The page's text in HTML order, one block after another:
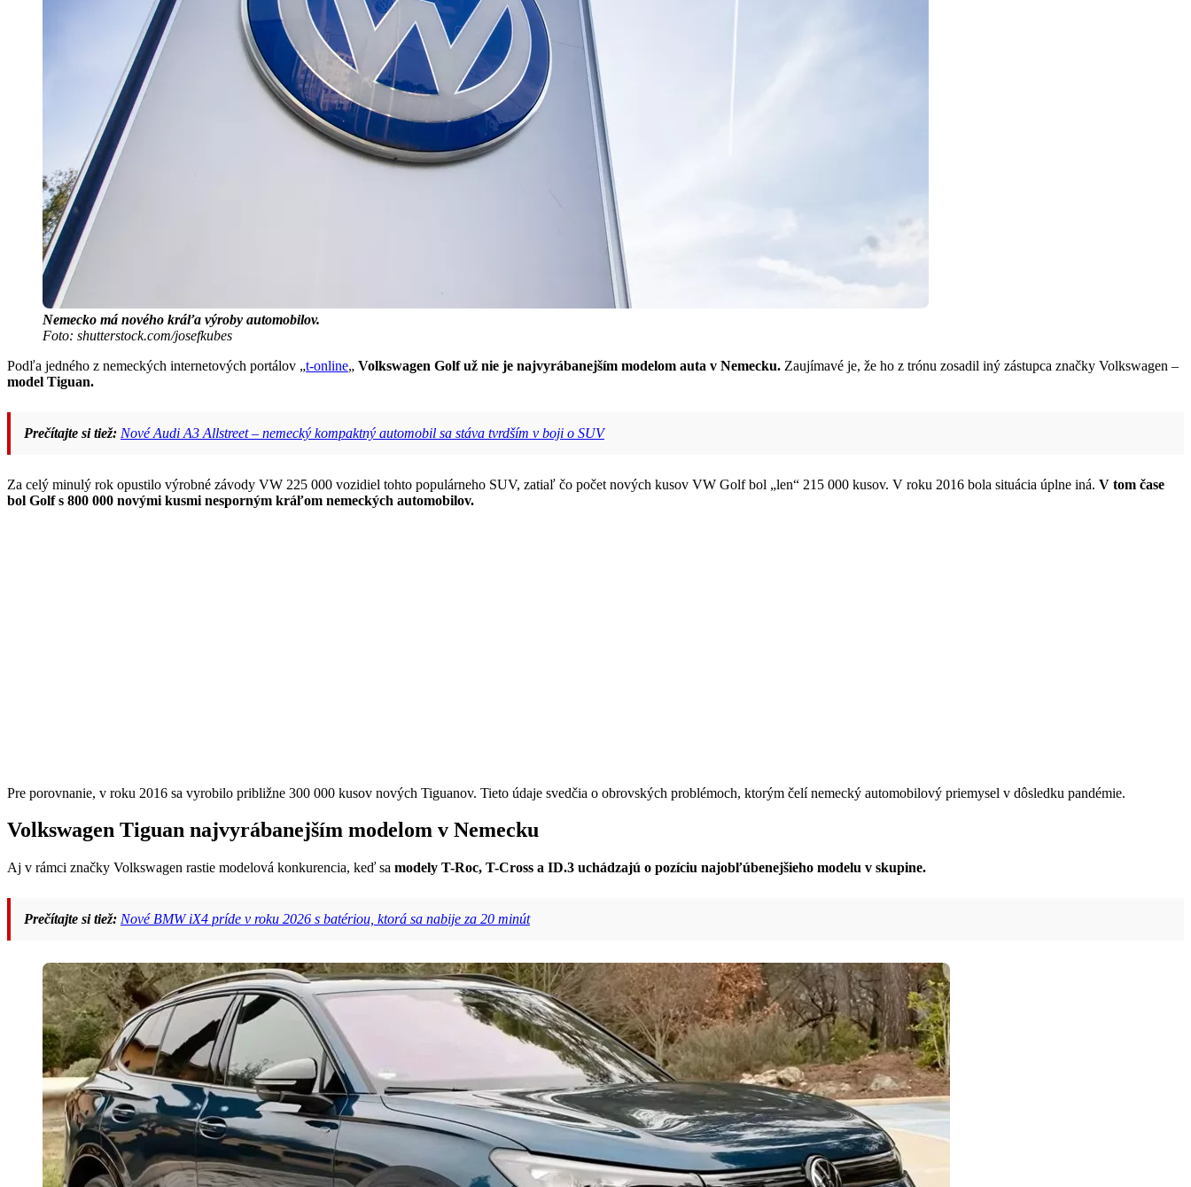
Nemecko má nového kráľa výroby automobilov.
Foto: shutterstock.com/josefkubes
Podľa jedného z nemeckých internetových portálov „t-online„ Volkswagen Golf už nie je najvyrábanejším modelom auta v Nemecku. Zaujímavé je, že ho z trónu zosadil iný zástupca značky Volkswagen –
model Tiguan.
Prečítajte si tiež: Nové Audi A3 Allstreet – nemecký kompaktný automobil sa stáva tvrdším v boji o SUV
Za celý minulý rok opustilo výrobné závody VW 225 000 vozidiel tohto populárneho SUV, zatiaľ čo počet nových kusov VW Golf bol „len“ 215 000 kusov. V roku 2016 bola situácia úplne iná. V tom čase
bol Golf s 800 000 novými kusmi nesporným kráľom nemeckých automobilov.
Pre porovnanie, v roku 2016 sa vyrobilo približne 300 000 kusov nových Tiguanov. Tieto údaje svedčia o obrovských problémoch, ktorým čelí nemecký automobilový priemysel v dôsledku pandémie.
Volkswagen Tiguan najvyrábanejším modelom v Nemecku
Aj v rámci značky Volkswagen rastie modelová konkurencia, keď sa modely T-Roc, T-Cross a ID.3 uchádzajú o pozíciu najobľúbenejšieho modelu v skupine.
Prečítajte si tiež: Nové BMW iX4 príde v roku 2026 s batériou, ktorá sa nabije za 20 minút